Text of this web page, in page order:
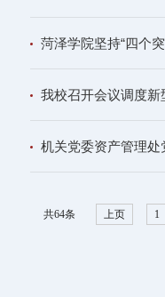
菏泽学院坚持“四个突出”
我校召开会议调度新型冠状病
机关党委资产管理处党
共64条 上页 1